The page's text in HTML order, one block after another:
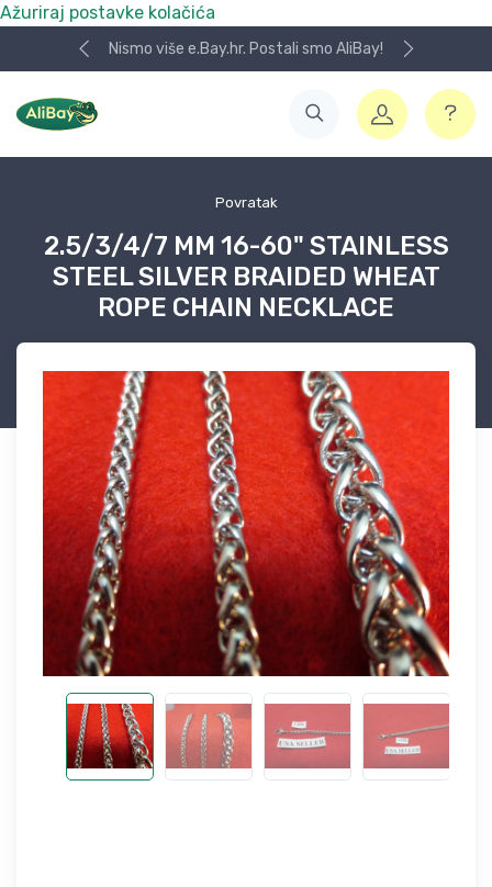
Ažuriraj postavke kolačića
Nismo više e.Bay.hr. Postali smo AliBay!
Povratak
2.5/3/4/7 MM 16-60" STAINLESS
STEEL SILVER BRAIDED WHEAT
ROPE CHAIN NECKLACE